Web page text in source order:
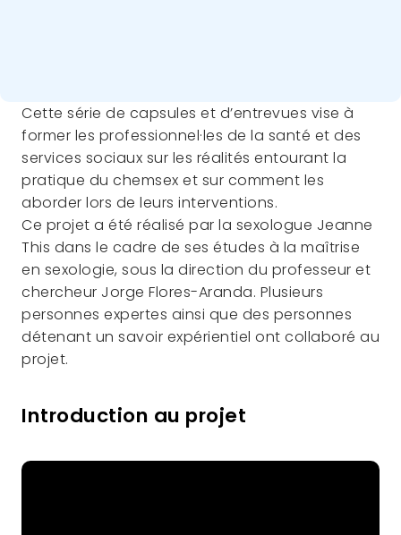
Cette série de capsules et d’entrevues vise à
former les professionnel·les de la santé et des
services sociaux sur les réalités entourant la
pratique du chemsex et sur comment les
aborder lors de leurs interventions.
Ce projet a été réalisé par la sexologue Jeanne
This dans le cadre de ses études à la maîtrise
en sexologie, sous la direction du professeur et
chercheur Jorge Flores-Aranda. Plusieurs
personnes expertes ainsi que des personnes
détenant un savoir expérientiel ont collaboré au
projet.
Introduction au projet